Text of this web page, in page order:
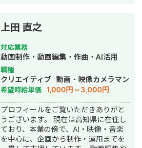
https://www.instagram.com/
2024年5月〜 フリーランスに転身 ┗主
に業務委託でマーケティング業務に従
事 ┗チームで動画編集をメインに活動
【自身の強み】 会社員時代にtoBを経
験し企業様の支援をしておりましたた
め、企業様のお悩みには理解がありま
す。必ず貴社の目的達成の為、最後ま
で責任感を持って取り組みます！ 私の
目的は「世の中の働きすぎをなるべく
減らすことに貢献すること」です。 任
せていただくことで、メインである他
業務を効率化させ、売上最大化の為の
「労力」と「お時間」を提供いたしま
上田 直之
対応業務
動画制作・動画編集・作曲・AI活用
職種
クリエイティブ 動画・映像カメラマン
希望時給単価 1,000円～3,000円
プロフィールをご覧いただきありがと
うございます。 現在は高知県に在住し
ており、本業の傍で、AI・映像・音楽
を中心に、企画から制作・運用までを